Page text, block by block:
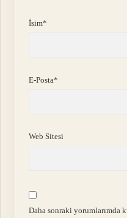
İsim*
E-Posta*
Web Sitesi
Daha sonraki yorumlarımda